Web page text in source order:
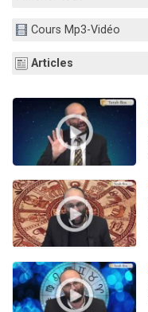
Cours Mp3-Vidéo
Articles